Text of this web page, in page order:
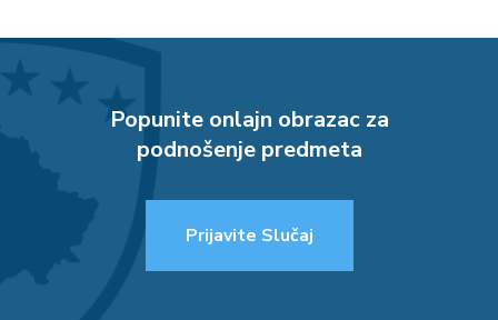
Popunite onlajn obrazac za
podnošenje predmeta
Prijavite Slučaj